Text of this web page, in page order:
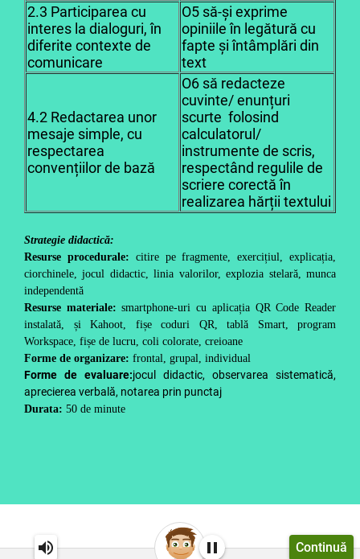
Continuă
2.3 Participarea cu
interes la dialoguri, în
diferite contexte de
comunicare
O5 să-și exprime
opiniile în legătură cu
fapte și întâmplări din
text
4.2 Redactarea unor
mesaje simple, cu
respectarea
convențiilor de bază
O6 să redacteze
cuvinte/ enunțuri
scurte folosind
calculatorul/
instrumente de scris,
respectând regulile de
scriere corectă în
realizarea hărții textului
Strategie didactică:
Resurse procedurale: citire pe fragmente, exercițiul, explicația,
ciorchinele,jocul didactic, linia valorilor, explozia stelară, munca
independentă
Resurse materiale: smartphone-uri cu aplicația QR Code Reader
instalată, și Kahoot, fișe coduri QR, tablă Smart, program
Workspace, fișe de lucru, coli colorate, creioane
Forme de organizare: frontal, grupal, individual
Forme de evaluare:jocul didactic, observarea sistematică,
aprecierea verbală, notarea prin punctaj
Durata: 50 de minute